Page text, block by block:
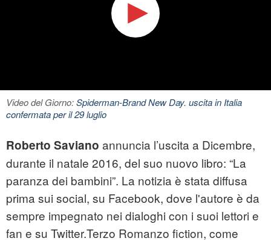
Video del Giorno:Spiderman-Brand New Day. uscita in Italia
confermata per il 29 luglio
Roberto Saviano annuncia l’uscita a Dicembre,
durante il natale 2016, del suo nuovo libro: “La
paranza dei bambini”. La notizia è stata diffusa
prima sui social, su Facebook, dove l'autore è da
sempre impegnato nei dialoghi con i suoi lettori e
fan e su Twitter.Terzo Romanzo fiction, come